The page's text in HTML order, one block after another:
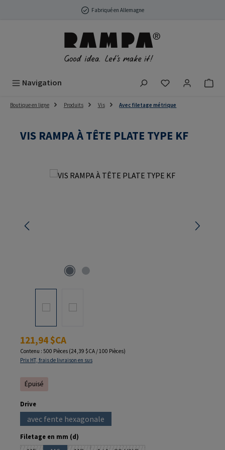
Passer au contenu principalFabriqué en Allemagne
Navigation Vous avez 0
Boutique en ligne Produits Vis Avec filetage métrique
VIS RAMPA À TÊTE PLATE TYPE KF
Ignorer la galerie d'images
Prix régulier :
121,94 $CA
Contenu : 500 Pièces (24,39 $CA / 100 Pièces)
Prix HT, frais de livraison en sus
Épuisé
Sélectionnez
Drive
avec fente hexagonale(Cette option n'est pas disponible pour le moment.)
Sélectionnez
Filetage en mm (d)